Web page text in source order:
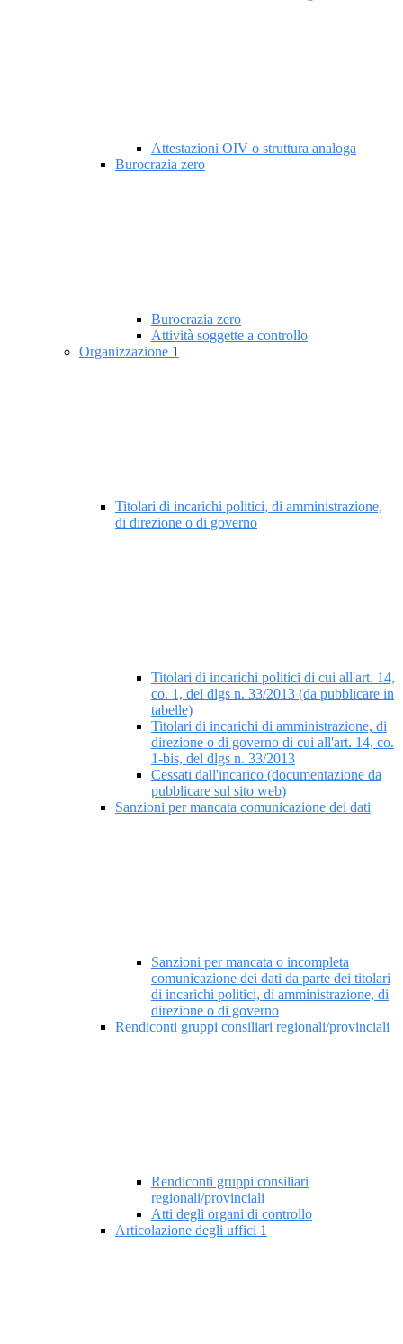
Attestazioni OIV o struttura analoga
Burocrazia zero
Burocrazia zero
Attività soggette a controllo
Organizzazione 1
Titolari di incarichi politici, di amministrazione,
di direzione o di governo
Titolari di incarichi politici di cui all'art. 14,
co. 1, del dlgs n. 33/2013 (da pubblicare in
tabelle)
Titolari di incarichi di amministrazione, di
direzione o di governo di cui all'art. 14, co.
1-bis, del dlgs n. 33/2013
Cessati dall'incarico (documentazione da
pubblicare sul sito web)
Sanzioni per mancata comunicazione dei dati
Sanzioni per mancata o incompleta
comunicazione dei dati da parte dei titolari
di incarichi politici, di amministrazione, di
direzione o di governo
Rendiconti gruppi consiliari regionali/provinciali
Rendiconti gruppi consiliari
regionali/provinciali
Atti degli organi di controllo
Articolazione degli uffici 1